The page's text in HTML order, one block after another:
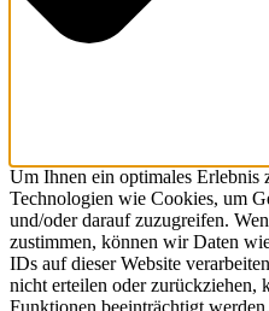
Um Ihnen ein optimales Erlebnis
Technologien wie Cookies, um
und/oder darauf zuzugreifen.
zustimmen, können wir Daten
IDs auf dieser Website
nicht erteilen oder zurückziehen,